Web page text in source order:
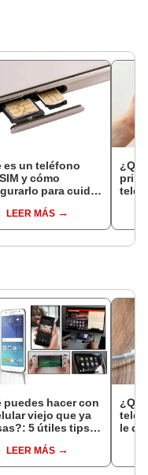
es un teléfono
y cómo
para cuidar
LEER MÁS
puedes hacer con
viejo que ya
5 útiles tips
LEER MÁS
le